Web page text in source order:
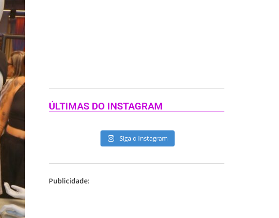
ÚLTIMAS DO INSTAGRAM
Siga o Instagram
Publicidade: